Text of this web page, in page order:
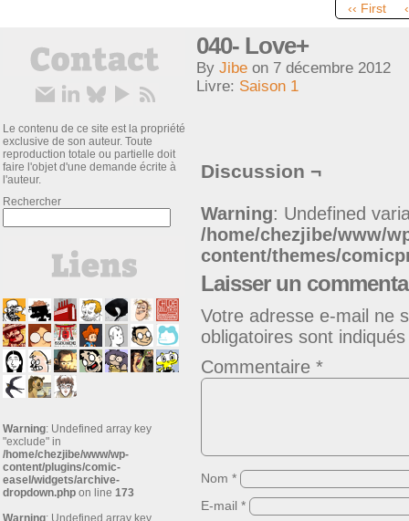
‹‹ First
Le contenu de ce site est la propriété
exclusive de son auteur. Toute
reproduction totale ou partielle doit
faire l'objet d'une demande écrite à
l'auteur.
Rechercher
Warning: Undefined array key
"exclude" in
/home/chezjibe/www/wp-
content/plugins/comic-
easel/widgets/archive-
dropdown.php on line 173
Warning: Undefined array key
040- Love+
By Jibe on 7 décembre 2012
Livre: Saison 1
Discussion ¬
Warning: Undefined
/home/chezjibe/www/
content/themes/
Laisser un
Votre adresse e-mail ne
obligatoires sont
Commentaire *
Nom *
E-mail *